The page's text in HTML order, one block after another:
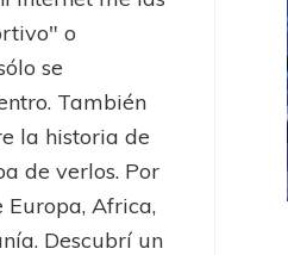
o
se
También
la historia de
de verlos. Por
Europa, Africa,
Descubrí un
UEFA CHAMPIONS LEAGUE